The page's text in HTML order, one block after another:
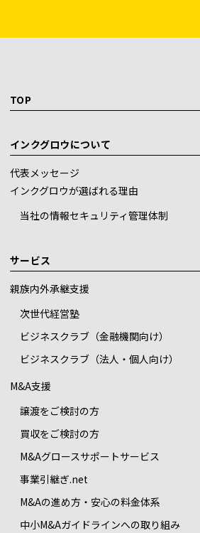
TOP
インクグロウについて
代表メッセージ
インクグロウが選ばれる理由
当社の情報セキュリティ管理体制
サービス
親族内外承継支援
次世代経営塾
ビジネスクラブ（金融機関向け）
ビジネスクラブ（法人・個人向け）
M&A支援
譲渡をご検討の方
買収をご検討の方
M&Aグロースサポートサービス
事業引継ぎ.net
M&Aの進め方・安心の料金体系
中小M&Aガイドラインへの取り組み